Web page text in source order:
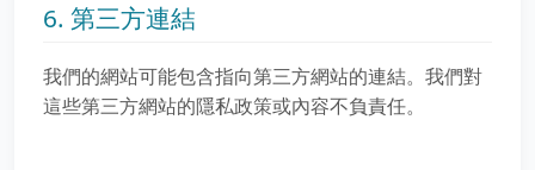
6. 第三方連結
我們的網站可能包含指向第三方網站的連結。我們對
這些第三方網站的隱私政策或內容不負責任。